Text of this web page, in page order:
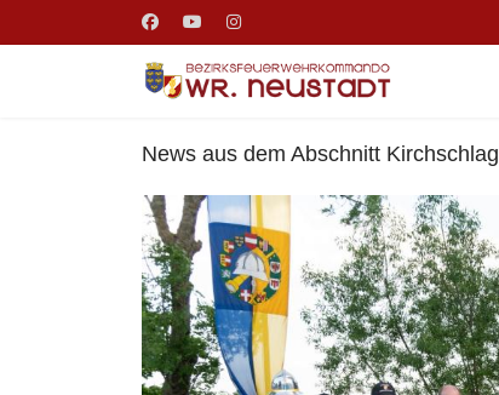
News aus dem Abschnitt Kirchschlag